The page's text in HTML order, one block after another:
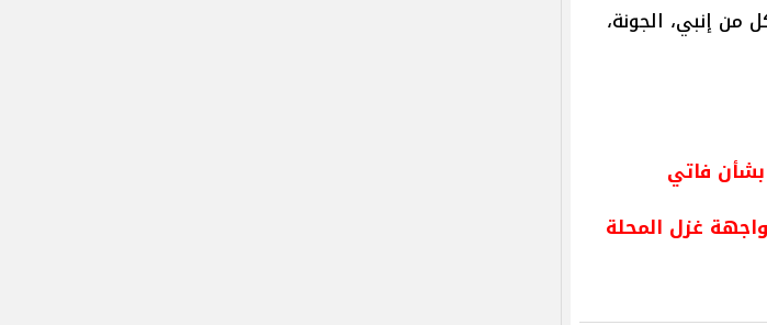
برصيد 11 نقطة، يليه كل من إنبي، الجونة،
فاتي
غزل المحلة